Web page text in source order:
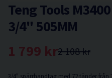
Teng Tools
3/4" 505MM
2 108 kr
1 799 kr
3/4" spärrhandtag med 72 tänder från